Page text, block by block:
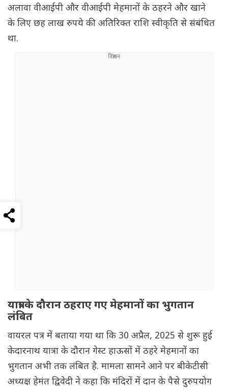
अलावा वीआईपी और वीआईपी मेहमानों के ठहरने और खाने
के लिए छह लाख रुपये की अ‌तिरिक्त राशि स्वीकृति से संबंधित
था.
यात्रा के दौरान ठहराए गए मेहमानों का भुगतान
लंबित
वायरल पत्र में बताया गया था कि 30 अप्रैल, 2025 से शुरू हुई
केदारनाथ यात्रा के दौरान गेस्ट हाऊसों में ठहरे मेहमानों का
भुगतान अभी तक लंबित है. मामला सामने आने पर बीकेटीसी
अध्यक्ष हेमंत द्विवेदी ने कहा कि मंदिरों में दान के पैसे दुरुपयोग